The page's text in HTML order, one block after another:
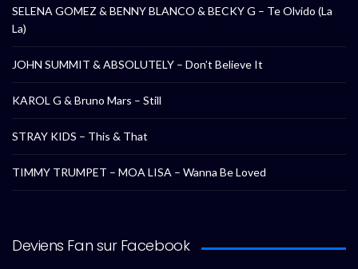
SELENA GOMEZ & BENNY BLANCO & BECKY G – Te Olvido (La
La)
JOHN SUMMIT & ABSOLUTELY – Don’t Believe It
KAROL G & Bruno Mars – Still
STRAY KIDS – This & That
TIMMY TRUMPET – MOA LISA – Wanna Be Loved
Deviens Fan sur Facebook